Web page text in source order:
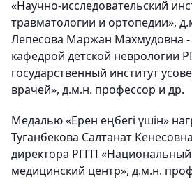
«Научно-исследовательский
травматологии и ортопедии»,
Лепесова Маржан Махмудовна
кафедрой детской неврологии
государственный институт
врачей», д.м.н. профессор и др.
Медалью «Ерен еңбегі үшін»
Туганбекова Салтанат
директора РГГП
медицинский центр», д.м.н.